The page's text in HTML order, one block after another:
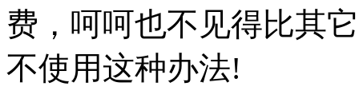
费，呵呵也不见得比其
不使用这种办法!